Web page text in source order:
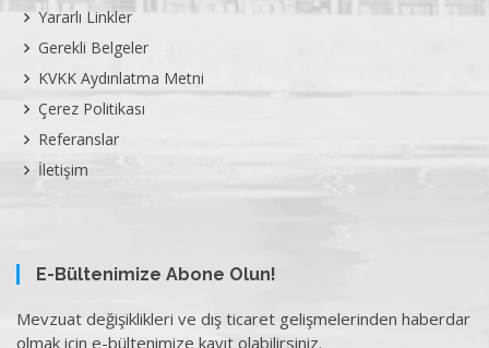
Yararlı Linkler
Gerekli Belgeler
KVKK Aydınlatma Metni
Çerez Politikası
Referanslar
İletişim
E-Bültenimize Abone Olun!
Mevzuat değişiklikleri ve dış ticaret gelişmelerinden haberdar
olmak için e-bültenimize kayıt olabilirsiniz.